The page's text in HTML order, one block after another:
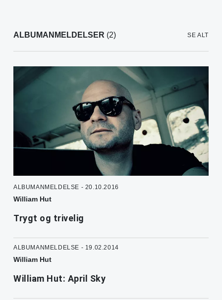
ALBUMANMELDELSER (2) SE ALT
ALBUMANMELDELSE - 20.10.2016
William Hut
Trygt og trivelig
ALBUMANMELDELSE - 19.02.2014
William Hut
William Hut: April Sky